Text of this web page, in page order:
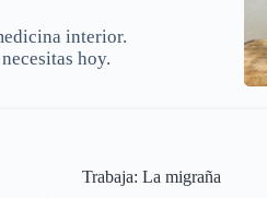
interior.
hoy.
Trabaja: La migraña